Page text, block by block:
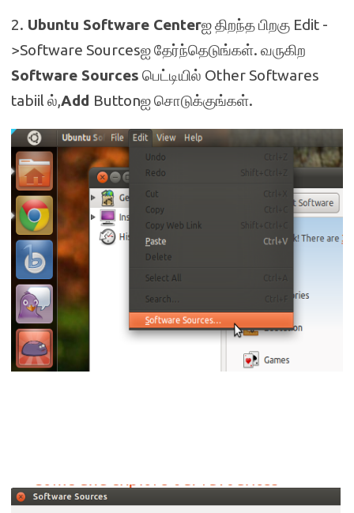
2. Ubuntu Software Centerஐ திறந்த பிறகு Edit -
>Software Sourcesஐ தேர்ந்தெடுங்கள். வருகிற
Software Sources பெட்டியில் Other Softwares
tabiil ல்,Add Buttonஐ சொடுக்குங்கள்.